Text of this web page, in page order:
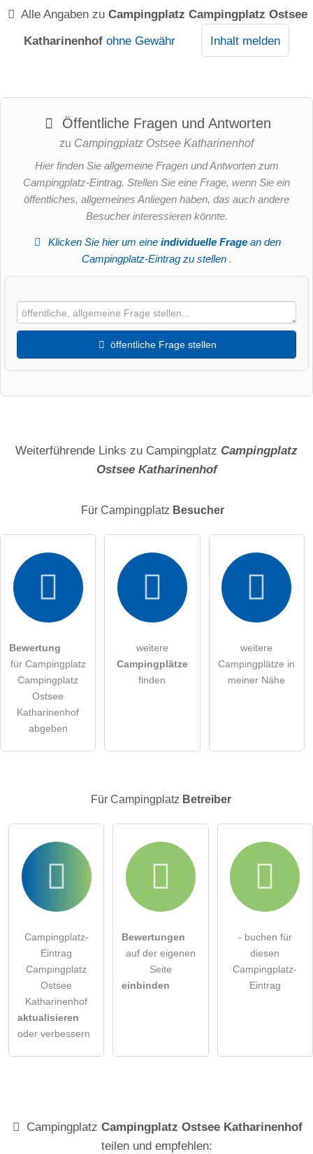
Alle Angaben zuCampingplatz Campingplatz Ostsee
Katharinenhof ohne Gewähr Inhalt melden
Öffentliche Fragen und Antworten
zu Campingplatz Ostsee Katharinenhof
Hier finden Sie allgemeine Fragen und Antworten zum
Campingplatz-Eintrag. Stellen Sie eine Frage, wenn Sie ein
öffentliches, allgemeines Anliegen haben, das auch andere
Besucher interessieren könnte.
Klicken Sie hier um eineindividuelle Frage an den
Campingplatz-Eintrag zu stellen .
öffentliche Frage stellen
Hiermit akzeptiere ich die .
Die Datenschutzerklärunghabe ich zur Kenntnis genommen.
Hinweis: Bitte beachten Sie, öffentliche Fragen sind für alle
Besucher sichtbar
Klicken Sie hier um eine
Campingplatz-Eintrag zu stellen
Weiterführende Links zu Campingplatz Campingplatz
Ostsee Katharinenhof
Für Campingplatz Besucher
Bewertung
für Campingplatz
Campingplatz
Ostsee
Katharinenhof
abgeben
weitere
Campingplätze
finden
weitere
Campingplätze in
meiner Nähe
Für Campingplatz Betreiber
Campingplatz-
Eintrag
Campingplatz
Ostsee
Katharinenhof
aktualisieren
oder verbessern
Bewertungen
auf der eigenen
Seite
einbinden
- buchen für
diesen
Campingplatz-
Eintrag
CampingplatzCampingplatz Ostsee Katharinenhof
teilen und empfehlen: